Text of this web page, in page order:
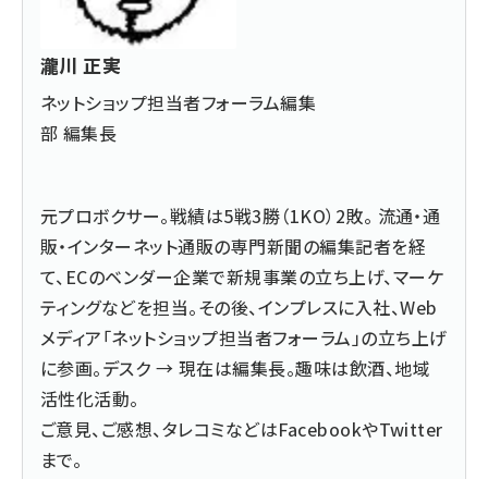
瀧川 正実
ネットショップ担当者フォーラム編集
部 編集長
元プロボクサー。戦績は5戦3勝（1KO）2敗。 流通・通
販・インターネット通販の専門新聞の編集記者を経
て、ECのベンダー企業で新規事業の立ち上げ、マーケ
ティングなどを担当。その後、インプレスに入社、Web
メディア「ネットショップ担当者フォーラム」の立ち上げ
に参画。デスク → 現在は編集長。趣味は飲酒、地域
活性化活動。
ご意見、ご感想、タレコミなどはFacebookやTwitter
まで。